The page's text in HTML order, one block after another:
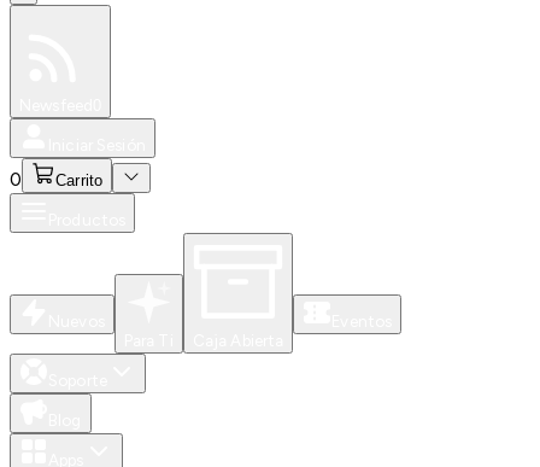
0 Carrito